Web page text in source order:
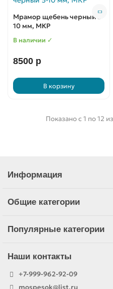
Мрамор щебень черный 5-
10 мм, МКР
В наличии ✓
8500 р
В корзину
Показано с 1 по 12
Информация
Общие категории
Популярные категории
Наши контакты
+7-999-962-92-09
mospesok@list.ru